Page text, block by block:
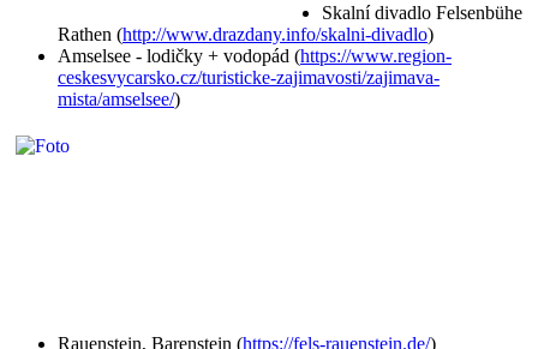
Skalní divadlo Felsenbühe
Rathen (http://www.drazdany.info/skalni-divadlo)
Amselsee - lodičky + vodopád (https://www.region-
ceskesvycarsko.cz/turisticke-zajimavosti/zajimava-
mista/amselsee/)
Rauenstein, Barenstein (https://fels-rauenstein.de/)